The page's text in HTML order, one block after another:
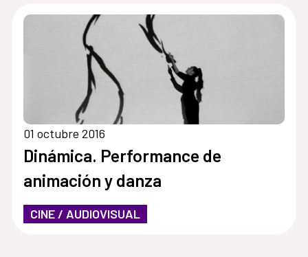
01 octubre 2016
Dinámica. Performance de
animación y danza
CINE / AUDIOVISUAL